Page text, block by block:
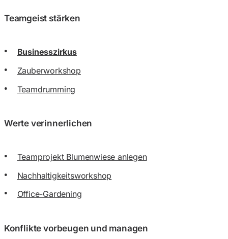
Teamgeist stärken
Businesszirkus
Zauberworkshop
Teamdrumming
Werte verinnerlichen
Teamprojekt Blumenwiese anlegen
Nachhaltigkeitsworkshop
Office-Gardening
Konflikte vorbeugen und managen